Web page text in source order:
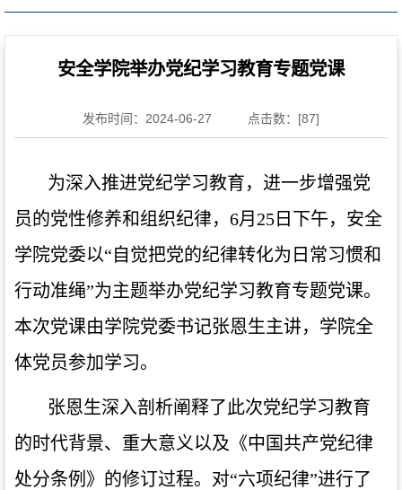
安全学院举办党纪学习教育专题党课
发布时间：2024-06-27 点击数：[87]
为深入推进党纪学习教育，进一步增强党
员的党性修养和组织纪律，6月25日下午，安全
学院党委以“自觉把党的纪律转化为日常习惯和
行动准绳”为主题举办党纪学习教育专题党课。
本次党课由学院党委书记张恩生主讲，学院全
体党员参加学习。
张恩生深入剖析阐释了此次党纪学习教育
的时代背景、重大意义以及《中国共产党纪律
处分条例》的修订过程。对“六项纪律”进行了